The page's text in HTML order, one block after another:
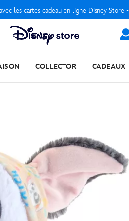
les cartes cadeau en ligne Disney Store -
COLLECTOR CADEAUX